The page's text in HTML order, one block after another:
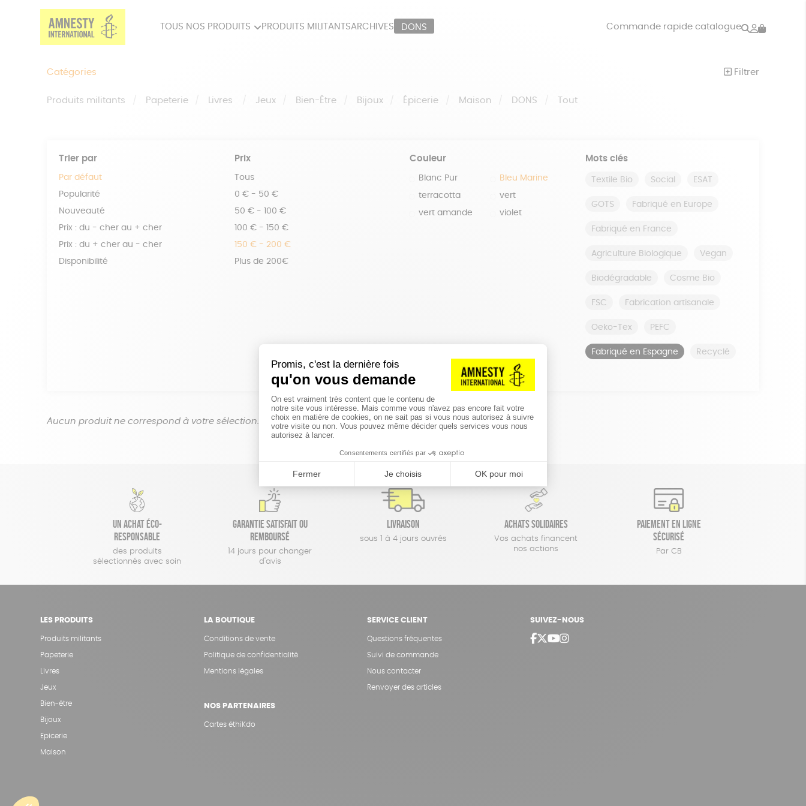
TOUS NOS PRODUITS PRODUITS MILITANTSARCHIVES DONS Commande rapide catalogue Rechercher
Mon
Catégories Filtrer
Produits militants Papeterie Livres Jeux Bien-Être Bijoux Épicerie Maison DONS Tout
Trier par
Par défaut
Popularité
Nouveauté
Prix : du - cher au + cher
Prix : du + cher au - cher
Disponibilité
Prix
Tous
0 € - 50 €
50 € - 100 €
100 € - 150 €
150 € - 200 €
Plus de 200€
Couleur
Blanc Pur Bleu Marine
terracotta vert
vert amande violet
Mots clés
Textile Bio Social ESAT
GOTS Fabriqué en Europe
Fabriqué en France
Agriculture Biologique Vegan
Biodégradable Cosme Bio
FSC Fabrication artisanale
Oeko-Tex PEFC
Fabriqué en Espagne Recyclé
Aucun produit ne correspond à votre sélection.
Un achat éco-
responsable
des produits
sélectionnés avec soin
Garantie satisfait ou
remboursé
14 jours pour changer
d'avis
Livraison
sous 1 à 4 jours ouvrés
Achats solidaires
Vos achats financent
nos actions
Paiement en ligne
sécurisé
Par CB
LES PRODUITS
Produits militants
Papeterie
Livres
Jeux
Bien-être
Bijoux
Epicerie
Maison
LA BOUTIQUE
Conditions de vente
Politique de confidentialité
Mentions légales
NOS PARTENAIRES
Cartes éthiKdo
SERVICE CLIENT
Questions fréquentes
Suivi de commande
Nous contacter
Renvoyer des articles
SUIVEZ-NOUS